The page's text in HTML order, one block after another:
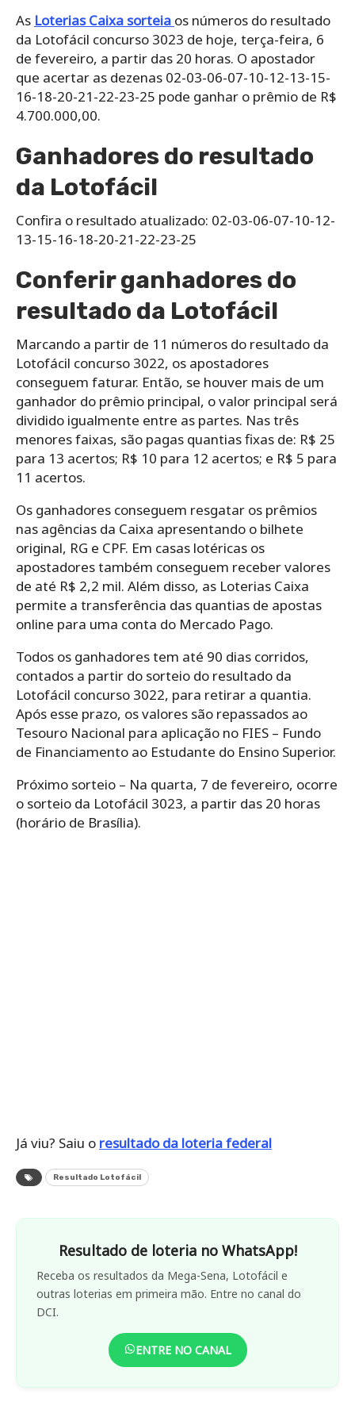
As Loterias Caixa sorteia os números do resultado
da Lotofácil concurso 3023 de hoje, terça-feira, 6
de fevereiro, a partir das 20 horas. O apostador
que acertar as dezenas 02-03-06-07-10-12-13-15-
16-18-20-21-22-23-25 pode ganhar o prêmio de R$
4.700.000,00.
Ganhadores do resultado
da Lotofácil
Confira o resultado atualizado: 02-03-06-07-10-12-
13-15-16-18-20-21-22-23-25
Conferir ganhadores do
resultado da Lotofácil
Marcando a partir de 11 números do resultado da
Lotofácil concurso 3022, os apostadores
conseguem faturar. Então, se houver mais de um
ganhador do prêmio principal, o valor principal será
dividido igualmente entre as partes. Nas três
menores faixas, são pagas quantias fixas de: R$ 25
para 13 acertos; R$ 10 para 12 acertos; e R$ 5 para
11 acertos.
Os ganhadores conseguem resgatar os prêmios
nas agências da Caixa apresentando o bilhete
original, RG e CPF. Em casas lotéricas os
apostadores também conseguem receber valores
de até R$ 2,2 mil. Além disso, as Loterias Caixa
permite a transferência das quantias de apostas
online para uma conta do Mercado Pago.
Todos os ganhadores tem até 90 dias corridos,
contados a partir do sorteio do resultado da
Lotofácil concurso 3022, para retirar a quantia.
Após esse prazo, os valores são repassados ao
Tesouro Nacional para aplicação no FIES – Fundo
de Financiamento ao Estudante do Ensino Superior.
Próximo sorteio – Na quarta, 7 de fevereiro, ocorre
o sorteio da Lotofácil 3023, a partir das 20 horas
(horário de Brasília).
Já viu? Saiu o resultado da loteria federal
Resultado Lotofácil
Resultado de loteria no WhatsApp!
Receba os resultados da Mega-Sena, Lotofácil e
outras loterias em primeira mão. Entre no canal do
DCI.
ENTRE NO CANAL